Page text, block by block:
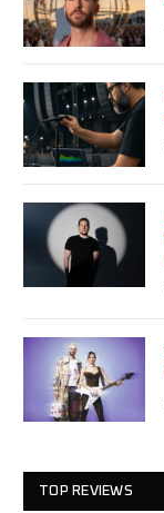
TOP REVIEWS